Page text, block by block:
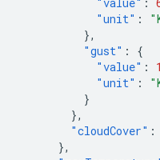
"unit" :
},
"gust" :
{
"value" :
"unit" :
}
},
"cloudCover" :
},